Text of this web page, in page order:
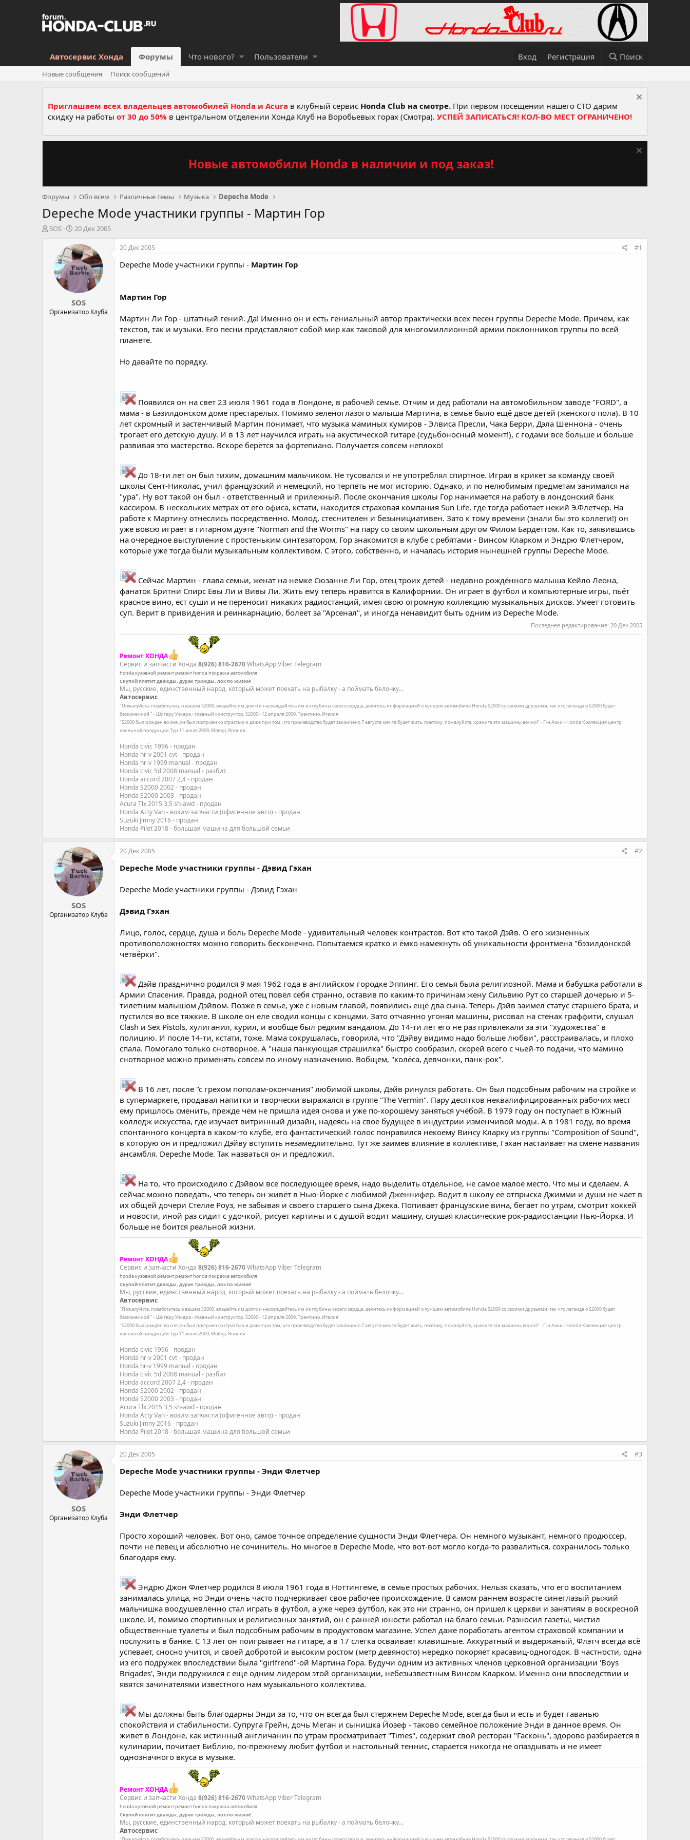
Автосервис Хонда Форумы Что нового? Пользователи Вход Регистрация Поиск
Новые сообщения Поиск сообщений
Приглашаем всех владельцев автомобилей Honda и Acura в клубный сервис Honda Club на смотре. При первом посещении нашего СТО дарим
скидку на работы от 30 до 50% в центральном отделении Хонда Клуб на Воробьевых горах (Смотра). УСПЕЙ ЗАПИСАТЬСЯ! КОЛ-ВО МЕСТ ОГРАНИЧЕНО!
Новые автомобили Honda в наличии и под заказ!
Форумы Обо всем Различные темы Музыка Depeche Mode
Depeche Mode участники группы - Мартин Гор
А
SOS
Д
т
а
н
а
а
л
а
20 Дек 2005
SOS
Организатор Клуба
20 Дек 2005 #1
Depeche Mode участники группы - Мартин Гор
Мартин Гор
Мартин Ли Гор - штатный гений. Да! Именно он и есть гениальный автор практически всех песен группы Depeche Mode. Причём, как
текстов, так и музыки. Его песни представляют собой мир как таковой для многомиллионной армии поклонников группы по всей
планете.
Но давайте по порядку.
Появился он на свет 23 июля 1961 года в Лондоне, в рабочей семье. Отчим и дед работали на автомобильном заводе "FORD", а
мама - в Бэзилдонском доме престарелых. Помимо зеленоглазого малыша Мартина, в семье было ещё двое детей (женского пола). В 10
лет скромный и застенчивый Мартин понимает, что музыка маминых кумиров - Элвиса Пресли, Чака Берри, Дэла Шеннона - очень
трогает его детскую душу. И в 13 лет научился играть на акустической гитаре (судьбоносный момент!), с годами всё больше и больше
развивая это мастерство. Вскоре берётся за фортепиано. Получается совсем неплохо!
До 18-ти лет он был тихим, домашним мальчиком. Не тусовался и не употреблял спиртное. Играл в крикет за команду своей
школы Сент-Николас, учил французский и немецкий, но терпеть не мог историю. Однако, и по нелюбимым предметам занимался на
"ура". Ну вот такой он был - ответственный и прилежный. После окончания школы Гор нанимается на работу в лондонский банк
кассиром. В нескольких метрах от его офиса, кстати, находится страховая компания Sun Life, где тогда работает некий Э.Флетчер. На
работе к Мартину отнеслись посредственно. Молод, стеснителен и безынициативен. Зато к тому времени (знали бы это коллеги!) он
уже вовсю играет в гитарном дуэте "Norman and the Worms" на пару со своим школьным другом Филом Бардеттом. Как то, заявившись
на очередное выступление с простеньким синтезатором, Гор знакомится в клубе с ребятами - Винсом Кларком и Эндрю Флетчером,
которые уже тогда были музыкальным коллективом. С этого, собственно, и началась история нынешней группы Depeche Mode.
Сейчас Мартин - глава семьи, женат на немке Сюзанне Ли Гор, отец троих детей - недавно рождённого малыша Кейло Леона,
фанаток Бритни Спирс Евы Ли и Вивы Ли. Жить ему теперь нравится в Калифорнии. Он играет в футбол и компьютерные игры, пьёт
красное вино, ест суши и не переносит никаких радиостанций, имея свою огромную коллекцию музыкальных дисков. Умеет готовить
суп. Верит в привидения и реинкарнацию, болеет за "Арсенал", и иногда ненавидит быть одним из Depeche Mode.
Последнее редактирование: 20 Дек 2005
Ремонт ХОНДА
Сервис и запчасти Хонда 8(926) 816-2670WhatsApp Viber Telegram
hondaкузовной ремонтремонт hondaпокраска автомобиля
Скупой платит дважды, дурак трижды, лох по жизни!
Мы, русские, единственный народ, который может поехать на рыбалку - а поймать белочку...
Автосервис
"Пожалуйста, позаботьтесь о вашем S2000, владейте им долго и наслаждайтесь им из глубины своего сердца, делитесь информацией о лучшем автомобиле Honda S2000 со своими друзьями, так что легенда о S2000 будет
бесконечной." - Шигеру Уэхара - главный конструктор, S2000 - 12 апреля 2009, Трентино, Италия
"S2000 был рожден во сне, он был построен со страстью и даже при том, что производство будет закончено 7 августа мечта будет жить, поэтому, пожалуйста, храните эти машины вечно!" - Г-н Аоки - Honda Коллекция центр
конечной продукции Тур 11 июля 2009, Motegi, Япония
Honda civic 1996 - продан
Honda hr-v 2001 cvt - продан
Honda hr-v 1999 manual - продан
Honda civic 5d 2008 manual - разбит
Honda accord 2007 2,4 - продан
Honda S2000 2002 - продан
Honda S2000 2003 - продан
Acura Tlx 2015 3,5 sh-awd - продан
Honda Acty Van - возим запчасти (офигенное авто) - продан
Suzuki Jimny 2016 - продан
Honda Pilot 2018 - большая машина для большой семьи
SOS
Организатор Клуба
20 Дек 2005 #2
Depeche Mode участники группы - Дэвид Гэхан
Depeche Mode участники группы - Дэвид Гэхан
Дэвид Гэхан
Лицо, голос, сердце, душа и боль Depeche Mode - удивительный человек контрастов. Вот кто такой Дэйв. О его жизненных
противоположностях можно говорить бесконечно. Попытаемся кратко и ёмко намекнуть об уникальности фронтмена "бэзилдонской
четвёрки".
Дэйв празднично родился 9 мая 1962 года в английском городке Эппинг. Его семья была религиозной. Мама и бабушка работали в
Армии Спасения. Правда, родной отец повёл себя странно, оставив по каким-то причинам жену Сильвию Рут со старшей дочерью и 5-
тилетним малышом Дэйвом. Позже в семье, уже с новым главой, появились ещё два сына. Теперь Дэйв заимел статус старшего брата, и
пустился во все тяжкие. В школе он еле сводил концы с концами. Зато отчаянно угонял машины, рисовал на стенах граффити, слушал
Clash и Sex Pistols, хулиганил, курил, и вообще был редким вандалом. До 14-ти лет его не раз привлекали за эти "художества" в
полицию. И после 14-ти, кстати, тоже. Мама сокрушалась, говорила, что "Дэйву видимо надо больше любви", расстраивалась, и плохо
спала. Помогало только снотворное. А "наша панкующая страшилка" быстро сообразил, скорей всего с чьей-то подачи, что мамино
снотворное можно применять совсем по иному назначению. Вобщем, "колёса, девчонки, панк-рок".
В 16 лет, после "с грехом пополам-окончания" любимой школы, Дэйв ринулся работать. Он был подсобным рабочим на стройке и
в супермаркете, продавал напитки и творчески выражался в группе "The Vermin". Пару десятков неквалифицированных рабочих мест
ему пришлось сменить, прежде чем не пришла идея снова и уже по-хорошему заняться учёбой. В 1979 году он поступает в Южный
колледж искусства, где изучает витринный дизайн, надеясь на своё будущее в индустрии изменчивой моды. А в 1981 году, во время
спонтанного концерта в каком-то клубе, его фантастический голос понравился некоему Винсу Кларку из группы "Composition of Sound",
в которую он и предложил Дэйву вступить незамедлительно. Тут же заимев влияние в коллективе, Гэхан настаивает на смене названия
ансамбля. Depeche Mode. Так назваться он и предложил.
На то, что происходило с Дэйвом всё последующее время, надо выделить отдельное, не самое малое место. Что мы и сделаем. А
сейчас можно поведать, что теперь он живёт в Нью-Йорке с любимой Дженнифер. Водит в школу её отпрыска Джимми и души не чает в
их общей дочери Стелле Роуз, не забывая и своего старшего сына Джека. Попивает французские вина, бегает по утрам, смотрит хоккей
и новости, иной раз сидит с удочкой, рисует картины и с душой водит машину, слушая классические рок-радиостанции Нью-Йорка. И
больше не боится реальной жизни.
Ремонт ХОНДА
Сервис и запчасти Хонда 8(926) 816-2670WhatsApp Viber Telegram
hondaкузовной ремонтремонт hondaпокраска автомобиля
Скупой платит дважды, дурак трижды, лох по жизни!
Мы, русские, единственный народ, который может поехать на рыбалку - а поймать белочку...
Автосервис
"Пожалуйста, позаботьтесь о вашем S2000, владейте им долго и наслаждайтесь им из глубины своего сердца, делитесь информацией о лучшем автомобиле Honda S2000 со своими друзьями, так что легенда о S2000 будет
бесконечной." - Шигеру Уэхара - главный конструктор, S2000 - 12 апреля 2009, Трентино, Италия
"S2000 был рожден во сне, он был построен со страстью и даже при том, что производство будет закончено 7 августа мечта будет жить, поэтому, пожалуйста, храните эти машины вечно!" - Г-н Аоки - Honda Коллекция центр
конечной продукции Тур 11 июля 2009, Motegi, Япония
Honda civic 1996 - продан
Honda hr-v 2001 cvt - продан
Honda hr-v 1999 manual - продан
Honda civic 5d 2008 manual - разбит
Honda accord 2007 2,4 - продан
Honda S2000 2002 - продан
Honda S2000 2003 - продан
Acura Tlx 2015 3,5 sh-awd - продан
Honda Acty Van - возим запчасти (офигенное авто) - продан
Suzuki Jimny 2016 - продан
Honda Pilot 2018 - большая машина для большой семьи
SOS
Организатор Клуба
20 Дек 2005 #3
Depeche Mode участники группы - Энди Флетчер
Depeche Mode участники группы - Энди Флетчер
Энди Флетчер
Просто хороший человек. Вот оно, самое точное определение сущности Энди Флетчера. Он немного музыкант, немного продюссер,
почти не певец и абсолютно не сочинитель. Но многое в Depeche Mode, что вот-вот могло когда-то развалиться, сохранилось только
благодаря ему.
Эндрю Джон Флетчер родился 8 июля 1961 года в Ноттингеме, в семье простых рабочих. Нельзя сказать, что его воспитанием
занималась улица, но Энди очень часто подчеркивает свое рабочее происхождение. В самом раннем возрасте синеглазый рыжий
мальчишка воодушевлённо стал играть в футбол, а уже через футбол, как это ни странно, он пришел к церкви и занятиям в воскресной
школе. И, помимо спортивных и религиозных занятий, он с ранней юности работал на благо семьи. Разносил газеты, чистил
общественные туалеты и был подсобным рабочим в продуктовом магазине. Успел даже поработать агентом страховой компании и
послужить в банке. С 13 лет он поигрывает на гитаре, а в 17 слегка осваивает клавишные. Аккуратный и выдержаный, Флэтч всегда всё
успевает, сносно учится, и своей добротой и высоким ростом (метр девяносто) нередко покоряет красавиц-одногодок. В частности, одна
из его подружек впоследствии была "girlfrend"-ой Мартина Гора. Будучи одним из активных членов церковной организации 'Boys
Brigades', Энди подружился с еще одним лидером этой организации, небезызвестным Винсом Кларком. Именно они впоследствии и
явятся зачинателями известного нам музыкального коллектива.
Мы должны быть благодарны Энди за то, что он всегда был стержнем Depeche Mode, всегда был и есть и будет гаванью
спокойствия и стабильности. Супруга Грейн, дочь Меган и сынишка Йозеф - таково семейное положение Энди в данное время. Он
живёт в Лондоне, как истинный англичанин по утрам просматривает "Times", содержит свой ресторан "Гасконь", здорово разбирается в
кулинарии, почитает Библию, по-прежнему любит футбол и настольный теннис, старается никогда не опаздывать и не имеет
однозначного вкуса в музыке.
Ремонт ХОНДА
Сервис и запчасти Хонда 8(926) 816-2670WhatsApp Viber Telegram
hondaкузовной ремонтремонт hondaпокраска автомобиля
Скупой платит дважды, дурак трижды, лох по жизни!
Мы, русские, единственный народ, который может поехать на рыбалку - а поймать белочку...
Автосервис